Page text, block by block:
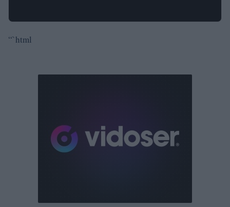
“`html